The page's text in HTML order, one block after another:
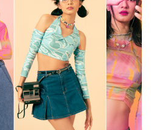
luôn là một biểu tượng
tạo, thể hiện cái đẹp
màu sắc và phong
đầy biến đổi và đa
không chỉ đơn thuần là
còn là một cách để